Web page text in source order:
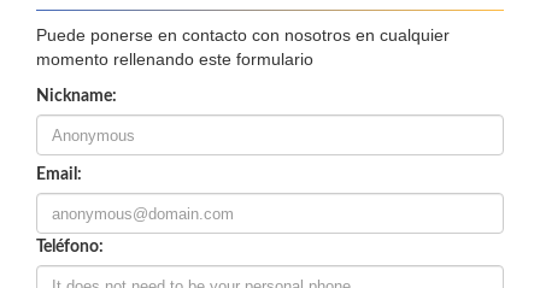
Puede ponerse en contacto con nosotros en cualquier
momento rellenando este formulario
Nickname:
Email:
Teléfono: